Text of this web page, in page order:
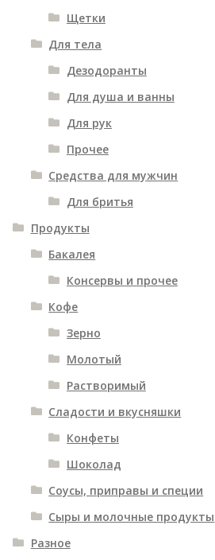
Щетки
Для тела
Дезодоранты
Для душа и ванны
Для рук
Прочее
Средства для мужчин
Для бритья
Продукты
Бакалея
Консервы и прочее
Кофе
Зерно
Молотый
Растворимый
Сладости и вкусняшки
Конфеты
Шоколад
Соусы, приправы и специи
Сыры и молочные продукты
Разное